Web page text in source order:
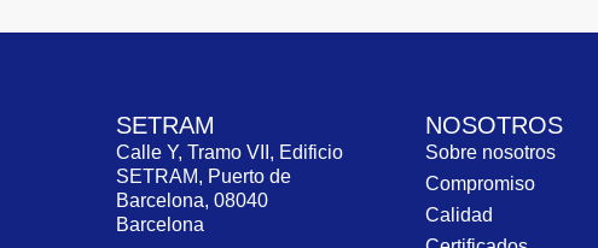
SETRAM
Calle Y, Tramo VII, Edificio
SETRAM, Puerto de
Barcelona, 08040
Barcelona
NOSOTROS
Sobre nosotros
Compromiso
Calidad